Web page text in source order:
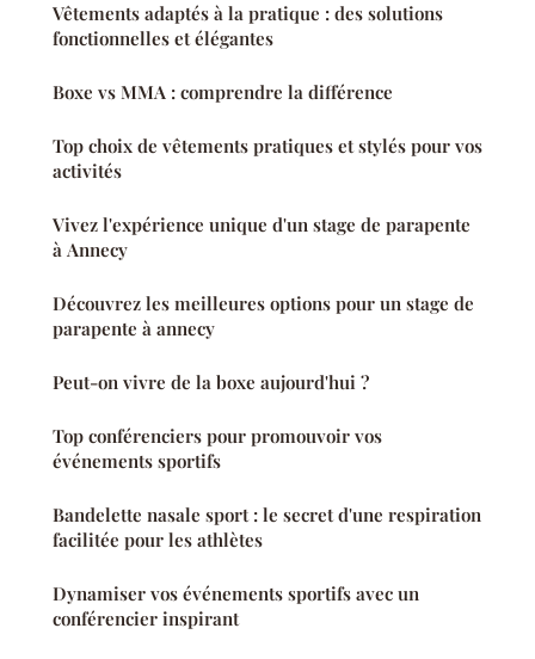
Vêtements adaptés à la pratique : des solutions
fonctionnelles et élégantes
Boxe vs MMA : comprendre la différence
Top choix de vêtements pratiques et stylés pour vos
activités
Vivez l'expérience unique d'un stage de parapente
à Annecy
Découvrez les meilleures options pour un stage de
parapente à annecy
Peut-on vivre de la boxe aujourd'hui ?
Top conférenciers pour promouvoir vos
événements sportifs
Bandelette nasale sport : le secret d'une respiration
facilitée pour les athlètes
Dynamiser vos événements sportifs avec un
conférencier inspirant